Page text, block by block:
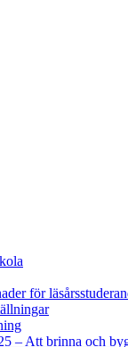
för
– Att brinna och